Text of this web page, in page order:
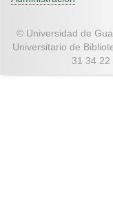
© Universidad de
Universitario de
31 34 22